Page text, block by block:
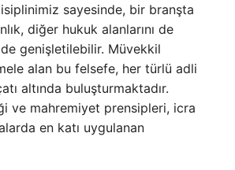
sayesinde, bir branşta
diğer hukuk alanlarını de
genişletilebilir. Müvekkil
alan bu felsefe, her türlü adli
altında buluşturmaktadır.
ve mahremiyet prensipleri, icra
en katı uygulanan